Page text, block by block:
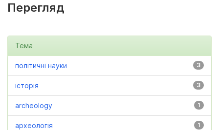
Перегляд
Тема
3
політичні науки
3
історія
1
archeology
1
археологія